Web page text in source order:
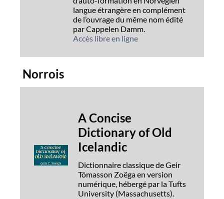
langue étrangère en complément
de l’ouvrage du même nom édité
par Cappelen Damm.
Accès libre en ligne
Norrois
A Concise
Dictionary of Old
Icelandic
Dictionnaire classique de Geir
Tómasson Zoëga en version
numérique, hébergé par la Tufts
University (Massachusetts).